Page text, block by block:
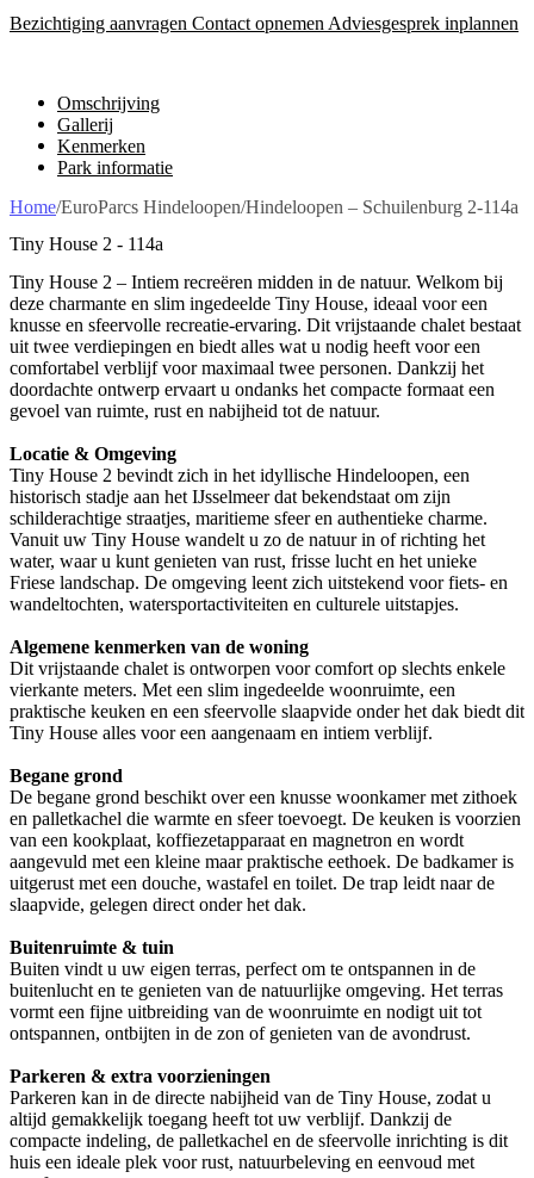
Bezichtiging aanvragen Contact opnemen Adviesgesprek inplannen
Omschrijving
Gallerij
Kenmerken
Park informatie
Home/EuroParcs Hindeloopen/Hindeloopen – Schuilenburg 2-114a
Tiny House 2 - 114a
Tiny House 2 – Intiem recreëren midden in de natuur. Welkom bij
deze charmante en slim ingedeelde Tiny House, ideaal voor een
knusse en sfeervolle recreatie-ervaring. Dit vrijstaande chalet bestaat
uit twee verdiepingen en biedt alles wat u nodig heeft voor een
comfortabel verblijf voor maximaal twee personen. Dankzij het
doordachte ontwerp ervaart u ondanks het compacte formaat een
gevoel van ruimte, rust en nabijheid tot de natuur.
Locatie & Omgeving
Tiny House 2 bevindt zich in het idyllische Hindeloopen, een
historisch stadje aan het IJsselmeer dat bekendstaat om zijn
schilderachtige straatjes, maritieme sfeer en authentieke charme.
Vanuit uw Tiny House wandelt u zo de natuur in of richting het
water, waar u kunt genieten van rust, frisse lucht en het unieke
Friese landschap. De omgeving leent zich uitstekend voor fiets- en
wandeltochten, watersportactiviteiten en culturele uitstapjes.
Algemene kenmerken van de woning
Dit vrijstaande chalet is ontworpen voor comfort op slechts enkele
vierkante meters. Met een slim ingedeelde woonruimte, een
praktische keuken en een sfeervolle slaapvide onder het dak biedt dit
Tiny House alles voor een aangenaam en intiem verblijf.
Begane grond
De begane grond beschikt over een knusse woonkamer met zithoek
en palletkachel die warmte en sfeer toevoegt. De keuken is voorzien
van een kookplaat, koffiezetapparaat en magnetron en wordt
aangevuld met een kleine maar praktische eethoek. De badkamer is
uitgerust met een douche, wastafel en toilet. De trap leidt naar de
slaapvide, gelegen direct onder het dak.
Buitenruimte & tuin
Buiten vindt u uw eigen terras, perfect om te ontspannen in de
buitenlucht en te genieten van de natuurlijke omgeving. Het terras
vormt een fijne uitbreiding van de woonruimte en nodigt uit tot
ontspannen, ontbijten in de zon of genieten van de avondrust.
Parkeren & extra voorzieningen
Parkeren kan in de directe nabijheid van de Tiny House, zodat u
altijd gemakkelijk toegang heeft tot uw verblijf. Dankzij de
compacte indeling, de palletkachel en de sfeervolle inrichting is dit
huis een ideale plek voor rust, natuurbeleving en eenvoud met